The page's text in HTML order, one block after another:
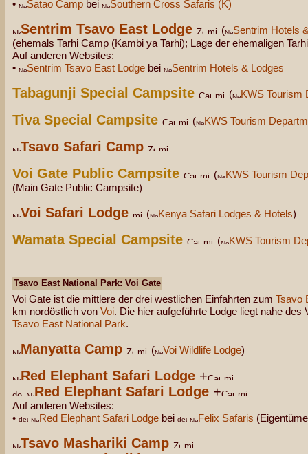
• Satao Camp bei Southern Cross Safaris (K)
Sentrim Tsavo East Lodge (
Sentrim Hotels
(ehemals Tarhi Camp (Kambi ya Tarhi); Lage der ehemaligen
Auf anderen Websites:
•
Sentrim Tsavo East Lodge bei Sentrim Hotels & Lodges
Tabagunji Special Campsite ( KWS Tourism
Tiva Special Campsite ( KWS Tourism
Tsavo Safari Camp
Voi Gate Public Campsite
(
KWS Tourism
(Main Gate Public Campsite)
Voi Safari Lodge ( Kenya Safari Lodges & Hotels)
Wamata Special Campsite ( KWS Tourism
Tsavo East National Park: Voi Gate
Voi Gate ist die mittlere der drei westlichen Einfahrten zum Tsavo
km nordöstlich von Voi. Die hier aufgeführte Lodge liegt nahe des
Tsavo East National Park.
Manyatta Camp ( Voi Wildlife Lodge)
Red Elephant Safari Lodge +
Red Elephant Safari Lodge +
Auf anderen Websites:
•
Red Elephant Safari Lodge bei Felix Safaris
Tsavo Mashariki Camp